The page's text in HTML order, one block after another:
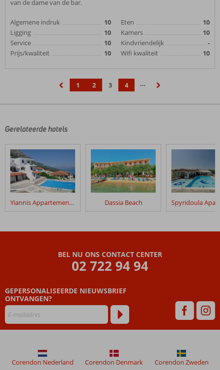
van de dame van de bar.
Algemene indruk
10
Ligging
10
Service
10
Prijs/kwaliteit
10
Eten
10
Kamers
10
Kindvriendelijk
-
Wifi kwaliteit
10
1 2 3 4
…
Gerelateerde hotels
Yiannis Appartementen Dassia Beach
BEL NU ONS CONTACT CENTER
02 722 94 94
GEPERSONALISEERDE NIEUWSBRIEF
ONTVANGEN?
Corendon Nederland Corendon Denmark Corendon Zweden